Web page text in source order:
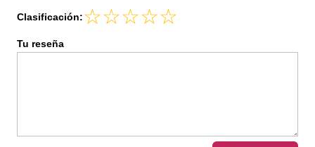
Clasificación:
Tu reseña